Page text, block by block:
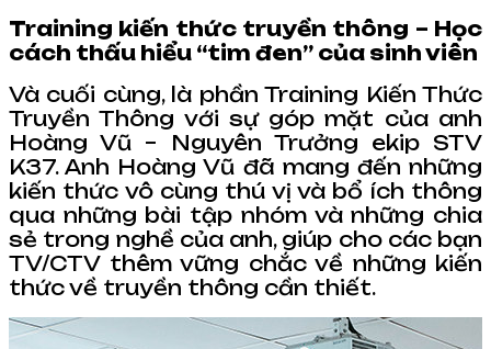
Training kiến thức truyền thông – Học
cách thấu hiểu “tim đen” của sinh viên
Và cuối cùng, là phần Training Kiến Thức
Truyền Thông với sự góp mặt của anh
Hoàng Vũ – Nguyên Trưởng ekip STV
K37. Anh Hoàng Vũ đã mang đến những
kiến thức vô cùng thú vị và bổ ích thông
qua những bài tập nhóm và những chia
sẻ trong nghề của anh, giúp cho các bạn
TV/CTV thêm vững chắc về những kiến
thức về truyền thông cần thiết.